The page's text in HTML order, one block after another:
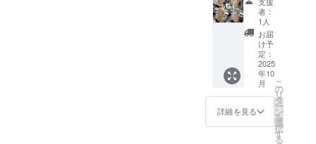
一緒に
なりま
す。)
ポート
・カッ
ト+カ
ラーの
施術を
させて
いただ
きま
す。
【ご利
用方
法】 ・
者：
1人
お届
け予
定：
2025
年10
月
詳細を見る
こ
の
リ
タ
ー
ン
を
選
択
す
る